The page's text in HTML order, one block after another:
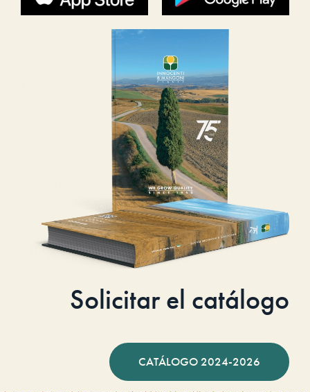
Solicitar el catálogo
CATÁLOGO 2024-2026